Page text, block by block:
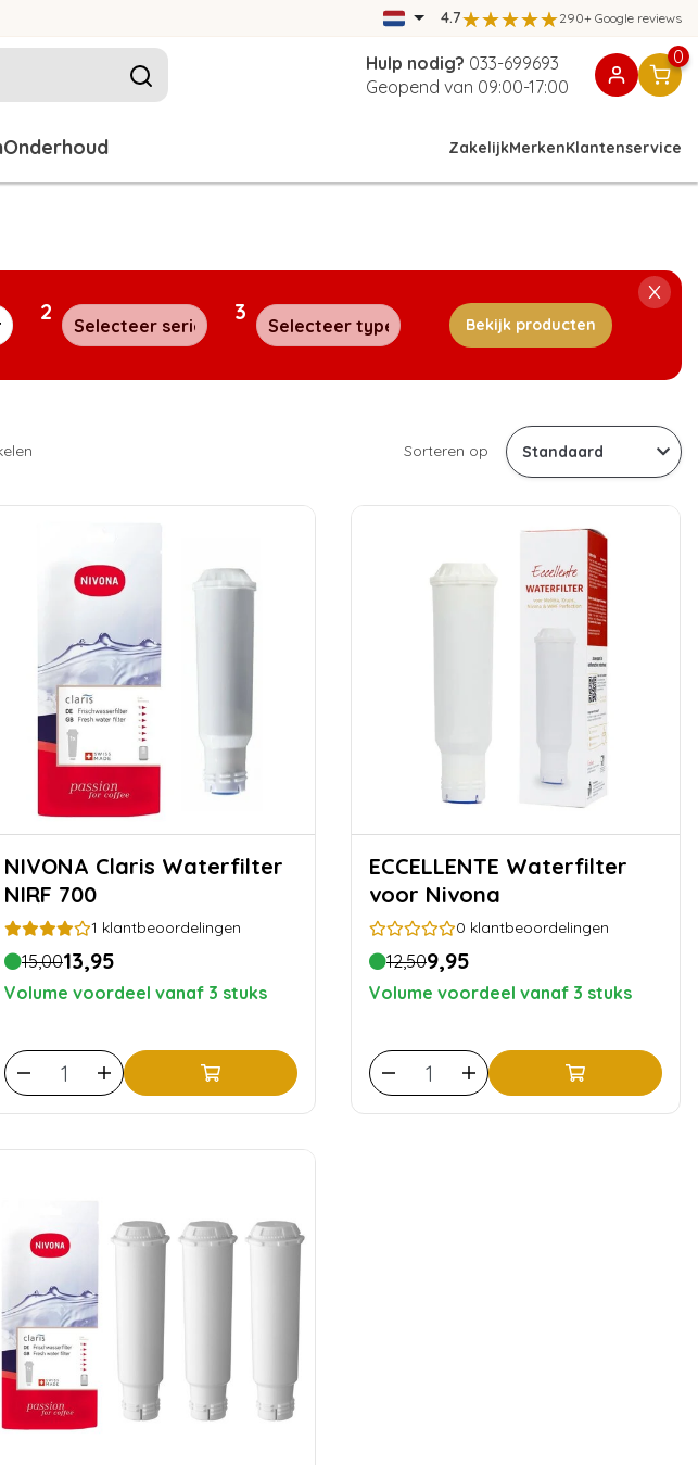
4.7 290+ Google reviews
Hulp nodig? 033-699693
Geopend van 09:00-17:00
0
Onderhoud ZakelijkMerkenKlantenservice
2 3 Bekijk producten
Sorteren op
NIVONA Claris Waterfilter
NIRF 700
1 klantbeoordelingen
15,0013,95
Volume voordeel vanaf 3 stuks
ECCELLENTE Waterfilter
voor Nivona
0 klantbeoordelingen
12,509,95
Volume voordeel vanaf 3 stuks